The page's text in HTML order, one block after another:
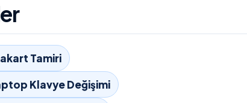
Tamiri
Klavye Değişimi